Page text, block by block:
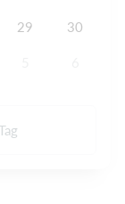
29 30